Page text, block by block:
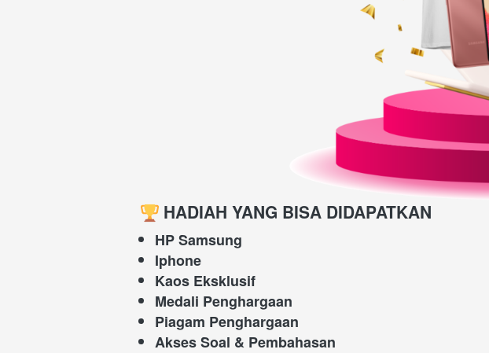
HADIAH YANG BISA DIDAPATKAN
HP Samsung
Iphone
Kaos Eksklusif
Medali Penghargaan
Piagam Penghargaan
Akses Soal & Pembahasan